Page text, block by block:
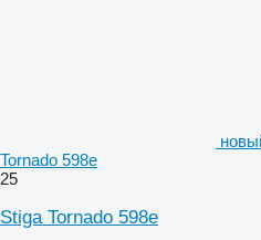
Tornado 598e
25
Stiga Tornado 598e